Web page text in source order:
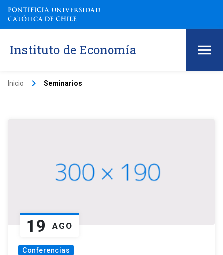
Instituto de Economía
Inicio keyboard_arrow_right Seminarios
19 AGO
Conferencias